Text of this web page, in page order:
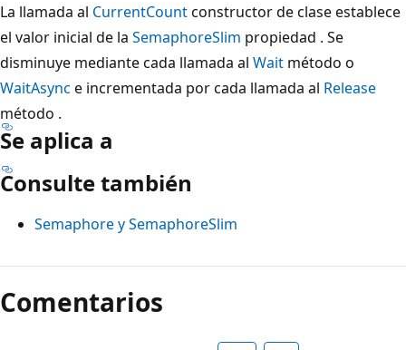
La llamada al CurrentCountconstructor de clase establece
el valor inicial de la SemaphoreSlim propiedad . Se
disminuye mediante cada llamada al Wait método o
WaitAsync e incrementada por cada llamada al Release
método .
Se aplica a
Consulte también
Semaphore y SemaphoreSlim
Modo
de
lectura
Comentarios